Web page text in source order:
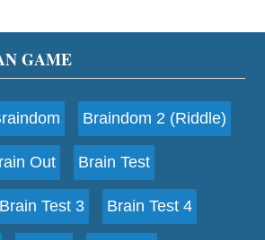
GAME
Braindom 2 (Riddle)
Out Brain Test
Brain Test 3 Brain Test 4